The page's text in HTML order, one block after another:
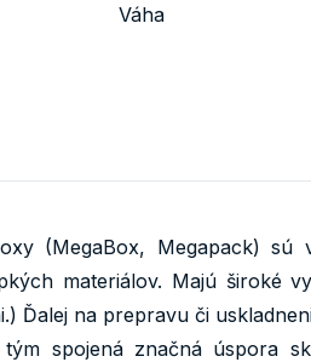
Váha
(MegaBox, Megapack)
materiálov. Majú široké
Ďalej na prepravu či
spojená značná úspora